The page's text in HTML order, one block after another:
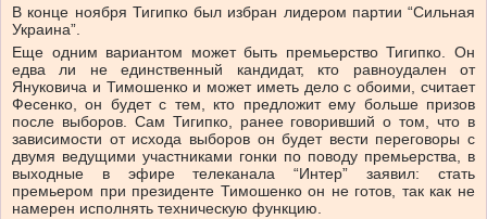
В конце ноября Тигипко был избран лидером партии “Сильная
Украина”.
Еще одним вариантом может быть премьерство Тигипко. Он
едва ли не единственный кандидат, кто равноудален от
Януковича и Тимошенко и может иметь дело с обоими, считает
Фесенко, он будет с тем, кто предложит ему больше призов
после выборов. Сам Тигипко, ранее говоривший о том, что в
зависимости от исхода выборов он будет вести переговоры с
двумя ведущими участниками гонки по поводу премьерства, в
выходные в эфире телеканала “Интер” заявил: стать
премьером при президенте Тимошенко он не готов, так как не
намерен исполнять техническую функцию.